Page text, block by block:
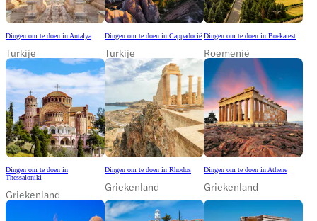
Dingen om te doen in Antalya
Turkije
Dingen om te doen in Cappadocië
Turkije
Dingen om te doen in Boekarest
Roemenië
Dingen om te doen in
Thessaloniki
Griekenland
Dingen om te doen in Rhodos
Griekenland
Dingen om te doen in Athene
Griekenland